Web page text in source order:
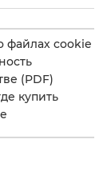
файлах cookie
(PDF)
купить